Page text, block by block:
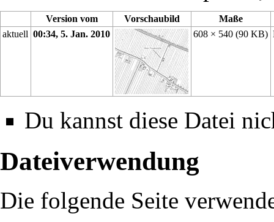
Version vom Vorschaubild
Maße
aktuell 00:34, 5. Jan. 2010 608 × 540(90 KB)
Du kannst diese Datei
Dateiverwendung
Die folgende Seite